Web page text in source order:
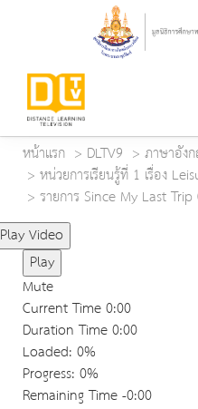
หน้าแรก DLTV9
ภาษาอัง
หน่วยการเรียนรู้ที่ 1 เรื่อง
รายการ Since My Last
Play Video
Play
Mute
Current Time0:00
Duration Time0:00
Loaded: 0%
Progress: 0%
Remaining Time-0:00